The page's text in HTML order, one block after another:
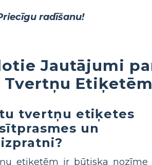
radīšanu!
Jautājumi
Tvertņu
tvertņu etiķetes
un
etiķetēm ir būtiska nozīme